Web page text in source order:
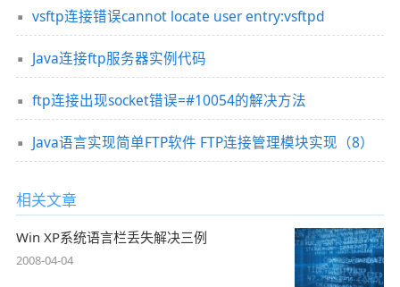
vsftp连接错误cannot locate user entry:vsftpd
Java连接ftp服务器实例代码
ftp连接出现socket错误=#10054的解决方法
Java语言实现简单FTP软件 FTP连接管理模块实现（8）
相关文章
Win XP系统语言栏丢失解决三例
2008-04-04